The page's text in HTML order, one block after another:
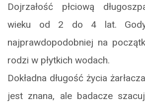
Dojrzałość płciową
wieku od 2 do 4 lat.
najprawdopodobniej na
rodzi w płytkich wodach.
Dokładna długość życia
jest znana, ale badacze